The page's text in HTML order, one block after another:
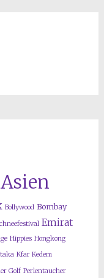
Asien
Bollywood Bombay
Emirat
Hippies Hongkong
Kfar Kedem
Golf Perlentaucher